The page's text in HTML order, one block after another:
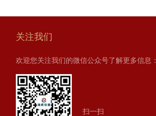
关注我们
欢迎您关注我们的微信公众号了解更多信息：
扫一扫